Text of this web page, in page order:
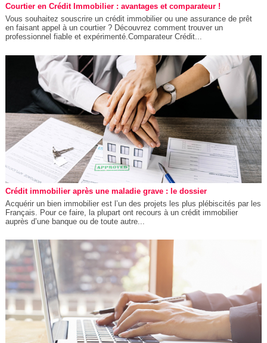
Courtier en Crédit Immobilier : avantages et comparateur !
Vous souhaitez souscrire un crédit immobilier ou une assurance de prêt
en faisant appel à un courtier ? Découvrez comment trouver un
professionnel fiable et expérimenté.Comparateur Crédit...
Crédit immobilier après une maladie grave : le dossier
Acquérir un bien immobilier est l’un des projets les plus plébiscités par les
Français. Pour ce faire, la plupart ont recours à un crédit immobilier
auprès d’une banque ou de toute autre...